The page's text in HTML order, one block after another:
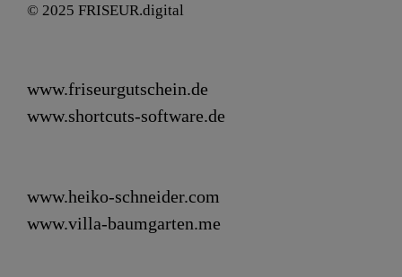
© 2025 FRISEUR.digital
www.friseurgutschein.de
www.shortcuts-software.de
www.heiko-schneider.com
www.villa-baumgarten.me